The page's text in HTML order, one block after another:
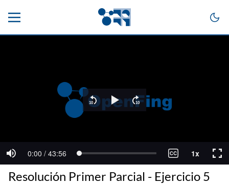
Resolución Primer Parcial - Ejercicio 5